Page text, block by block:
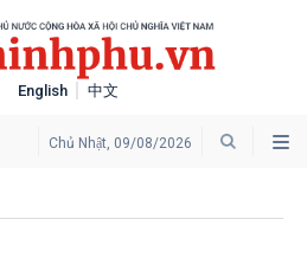
English 中文
Chủ Nhật, 09/08/2026